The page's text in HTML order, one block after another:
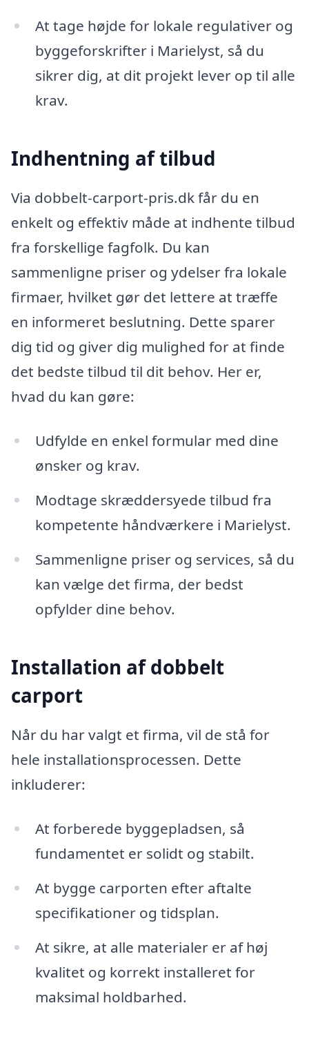
At tage højde for lokale regulativer og
byggeforskrifter i Marielyst, så du
sikrer dig, at dit projekt lever op til alle
krav.
Indhentning af tilbud
Via dobbelt-carport-pris.dk får du en
enkelt og effektiv måde at indhente tilbud
fra forskellige fagfolk. Du kan
sammenligne priser og ydelser fra lokale
firmaer, hvilket gør det lettere at træffe
en informeret beslutning. Dette sparer
dig tid og giver dig mulighed for at finde
det bedste tilbud til dit behov. Her er,
hvad du kan gøre:
Udfylde en enkel formular med dine
ønsker og krav.
Modtage skræddersyede tilbud fra
kompetente håndværkere i Marielyst.
Sammenligne priser og services, så du
kan vælge det firma, der bedst
opfylder dine behov.
Installation af dobbelt
carport
Når du har valgt et firma, vil de stå for
hele installationsprocessen. Dette
inkluderer:
At forberede byggepladsen, så
fundamentet er solidt og stabilt.
At bygge carporten efter aftalte
specifikationer og tidsplan.
At sikre, at alle materialer er af høj
kvalitet og korrekt installeret for
maksimal holdbarhed.